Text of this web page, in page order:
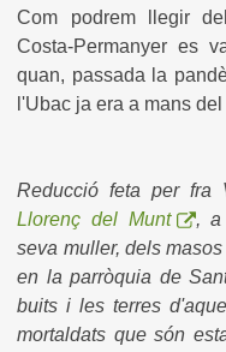
Com podrem llegir
Costa-Permanyer es
quan, passada la
l'Ubac ja era a mans
Reducció feta per fra
Llorenç del Munt
,
seva muller, dels
en la parròquia de
buits i les terres
mortaldats que són